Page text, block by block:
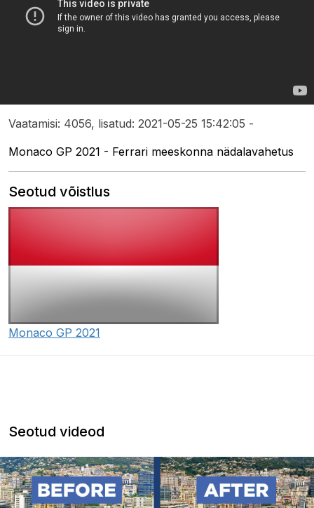
Vaatamisi: 4056, lisatud: 2021-05-25 15:42:05 -
Monaco GP 2021 - Ferrari meeskonna nädalavahetus
Seotud võistlus
Monaco GP 2021
Seotud videod